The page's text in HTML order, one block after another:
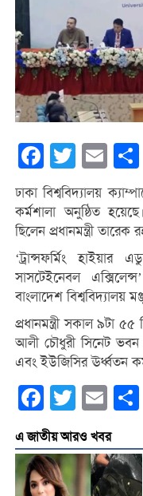
Facebook
Twitter Email
ঢাকা বিশ্ববিদ্যালয়
কর্মশালা অনুষ্ঠিত
ছিলেন প্রধানমন্ত্রী তারেক
‘ট্রান্সফর্মিং
সাসটেইনেবল
বাংলাদেশ বিশ্ববিদ্যালয়
প্রধানমন্ত্রী সকাল ৯টা ৫৫
আলী চৌধুরী সিনেট ভবন
এবং ইউজিসির ঊর্ধ্বতন
Facebook
Twitter Email
এ জাতীয় আরও খবর